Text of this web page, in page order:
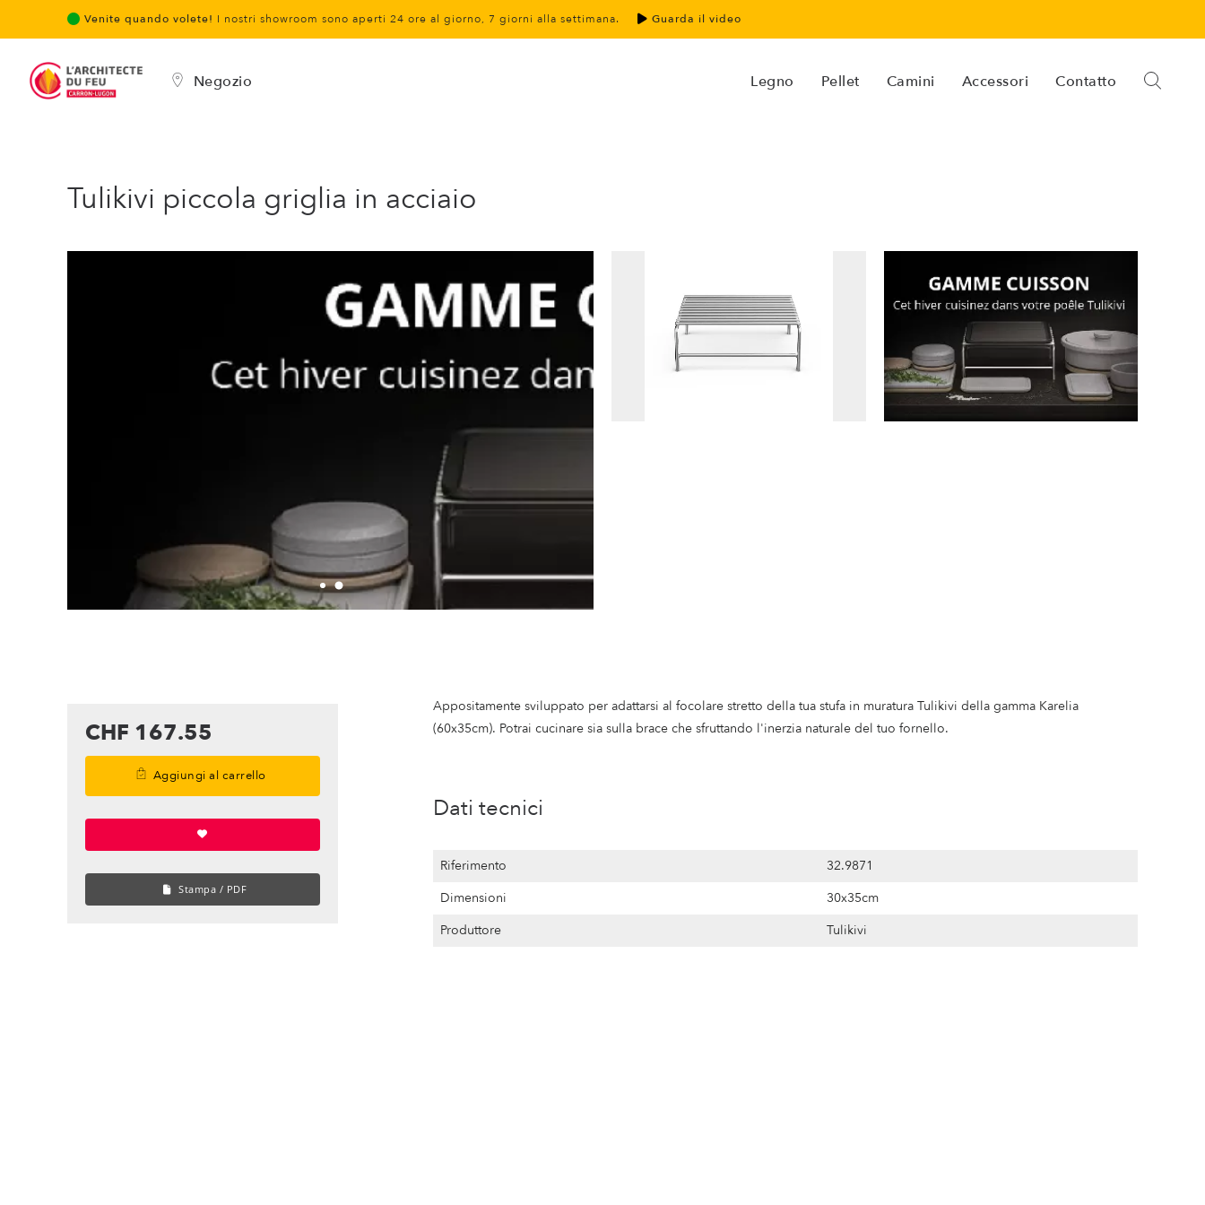
Venite quando volete! I nostri showroom sono aperti 24 ore al giorno, 7 giorni alla settimana. Guarda il video
Negozio Legno Pellet Camini Accessori Contatto
Tulikivi piccola griglia in acciaio
CHF 167.55
Aggiungi al carrello
Stampa / PDF
Appositamente sviluppato per adattarsi al focolare stretto della tua stufa in muratura Tulikivi della gamma Karelia
(60x35cm). Potrai cucinare sia sulla brace che sfruttando l'inerzia naturale del tuo fornello.
Dati tecnici
Riferimento
32.9871
Dimensioni
30x35cm
Produttore
Tulikivi